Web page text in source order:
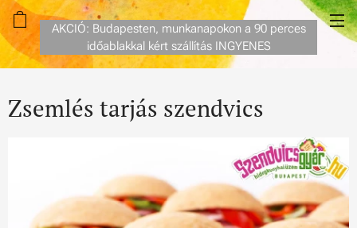
AKCIÓ: Budapesten, munkanapokon a 90 perces
időablakkal kért szállítás INGYENES
Zsemlés tarjás szendvics